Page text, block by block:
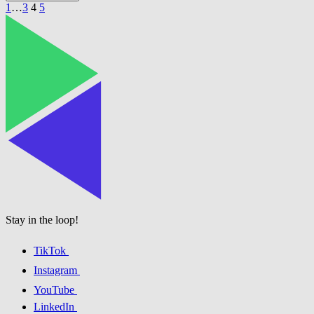
1 …3 4 5
Stay in the loop!
TikTok
Instagram
YouTube
LinkedIn